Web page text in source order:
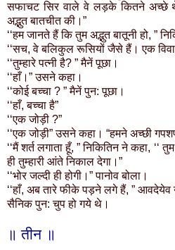
सफाचट सिर वाले वे लड़के कितने अच्छे
अद्भुत बातचीत की।”
‘‘हम जानते हैं कि तुम अद्भुत बातूनी हो, ”
‘‘सच, वे बलिकुल रूसियों जैसे हैं। एक
‘‘तुम्हारे पत्नी है? ” मैनें पूछा।
‘‘हाँ।” उसने कहा।
‘‘कोई बच्चा ? ” मैनें पुन: पूछा।
‘‘हाँ, बच्चा है”
‘‘एक जोड़ी ?”
‘‘एक जोड़ी” उसने कहा। “हमने अच्छी
‘‘मैं शर्त लगाता हूँ, ” निकितिन ने कहा,
ही तुम्हारी आंते निकाल देगा।”
‘‘भोर जल्दी ही होगी।” पानोव बोला।
‘‘हाँ, अब तारे फीके पड़ने लगे हैं, ” आवदेयेव
सैनिक पुन: चुप हो गये थे।
॥ तीन ॥